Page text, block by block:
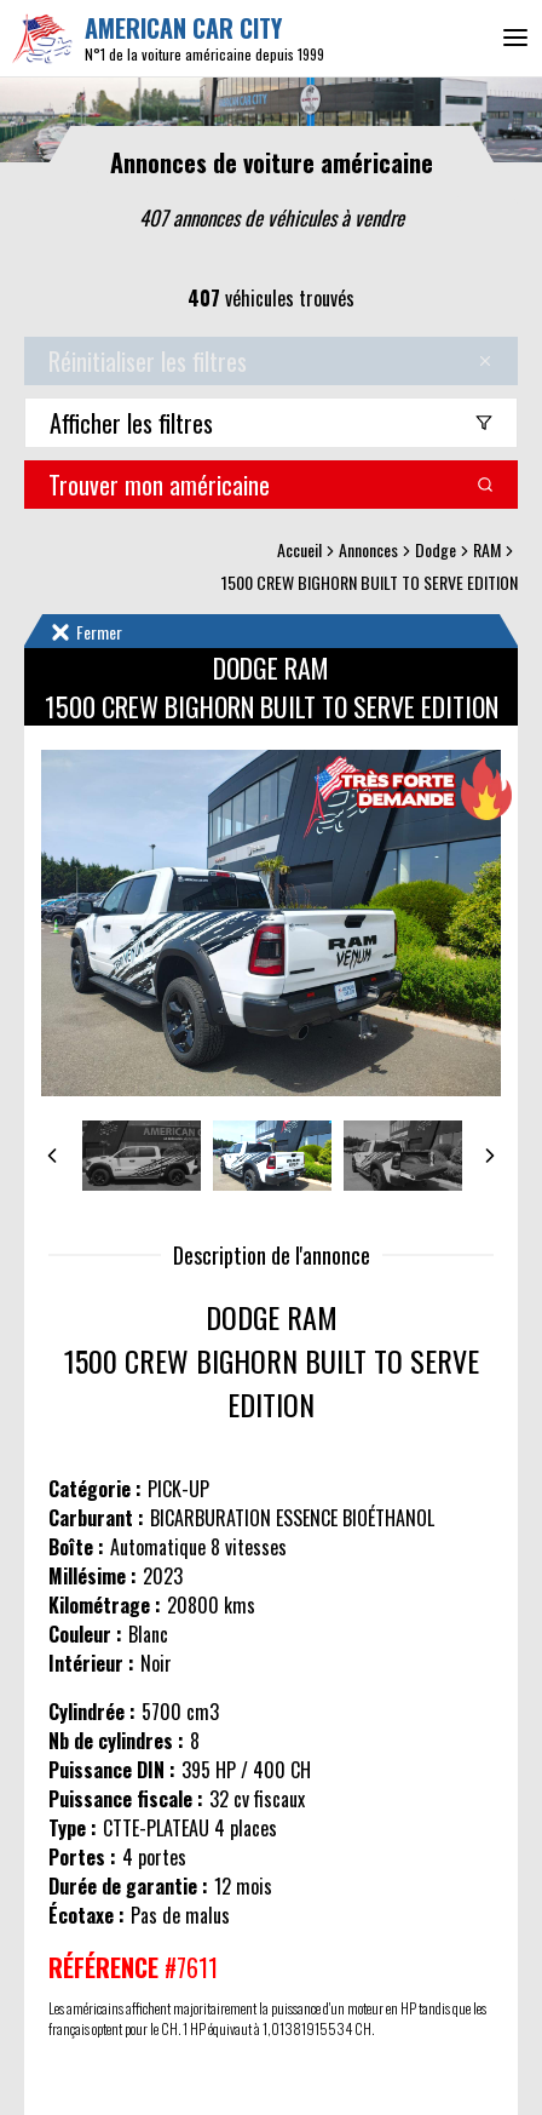
AMERICAN CAR CITY
N°1 de la voiture américaine depuis 1999
Annonces de voiture américaine
407 annonces de véhiculesà vendre
407 véhicules trouvés
Réinitialiser les filtres
Afficher les filtres
Trouver mon américaine
Accueil Annonces Dodge
RAM
1500 CREW BIGHORN BUILT TO SERVE EDITION
Fermer
DODGE RAM
1500 CREW BIGHORN BUILT TO SERVE EDITION
Description de l'annonce
DODGE RAM
1500 CREW BIGHORN BUILT TO SERVE
EDITION
Catégorie : PICK-UP
Carburant : BICARBURATION ESSENCE BIOÉTHANOL
Boîte : Automatique 8 vitesses
Millésime : 2023
Kilométrage : 20800 kms
Couleur : Blanc
Intérieur : Noir
Cylindrée : 5700 cm3
Nb de cylindres : 8
Puissance DIN : 395 HP / 400 CH
Puissance fiscale : 32 cv fiscaux
Type : CTTE-PLATEAU 4 places
Portes : 4 portes
Durée de garantie : 12 mois
Écotaxe : Pas de malus
RÉFÉRENCE #7611
Les américains affichent majoritairement la puissance d'un moteur en HP tandis que les
français optent pour le CH. 1 HP équivaut à 1,01381915534 CH.